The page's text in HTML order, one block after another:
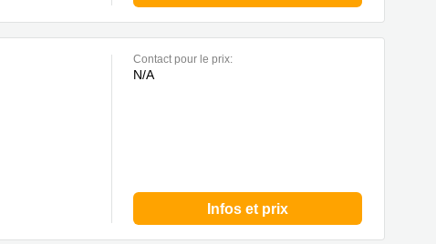
Contact pour le prix:
N/A
Infos et prix